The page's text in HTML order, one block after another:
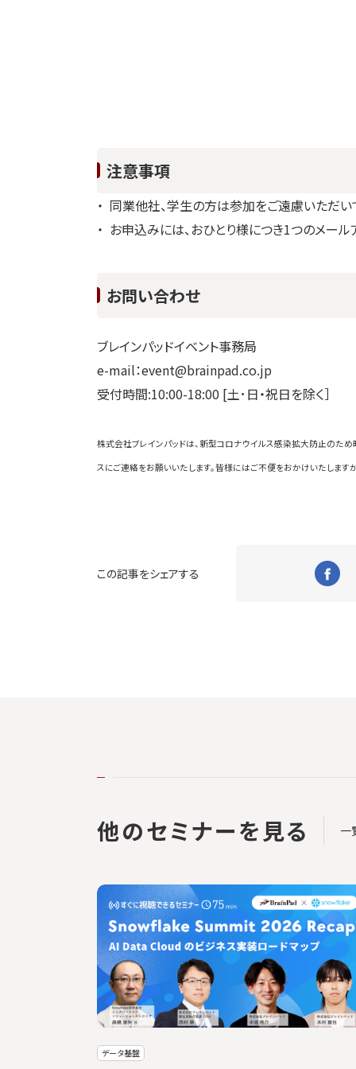
注意事項
同業他社、学生の方は参加をご遠慮いただい
お申込みには、おひとり様につき1つのメール
お問い合わせ
ブレインパッドイベント事務局
e-mail：event@brainpad.co.jp
受付時間:10:00-18:00 [土･日・祝日を除く］
株式会社ブレインパッドは、新型コロナウイルス感染拡大防止のた
スにご連絡をお願いいたします。皆様にはご不便をおかけいたします
この記事をシェアする
他のセミナーを見る 一
データ基盤